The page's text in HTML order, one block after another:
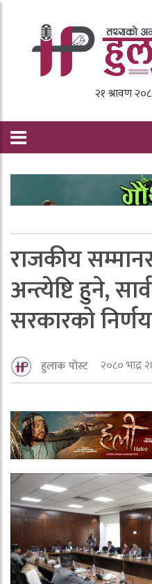
राजकीय
अन्त्येष्टि हुने,
सरकारको निर्णय
हुलाक पोस्ट २०८० भाद्र